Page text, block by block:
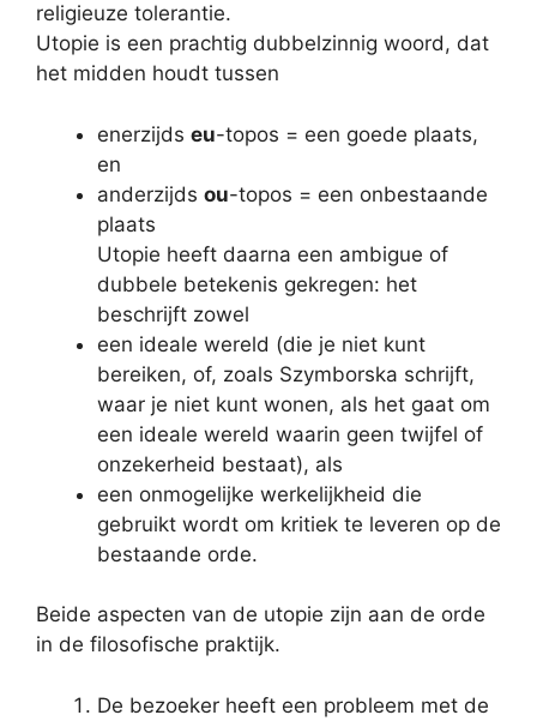
religieuze tolerantie.
Utopie is een prachtig dubbelzinnig woord, dat
het midden houdt tussen
enerzijds eu-topos = een goede plaats,
en
anderzijds ou-topos = een onbestaande
plaats
Utopie heeft daarna een ambigue of
dubbele betekenis gekregen: het
beschrijft zowel
een ideale wereld (die je niet kunt
bereiken, of, zoals Szymborska schrijft,
waar je niet kunt wonen, als het gaat om
een ideale wereld waarin geen twijfel of
onzekerheid bestaat), als
een onmogelijke werkelijkheid die
gebruikt wordt om kritiek te leveren op de
bestaande orde.
Beide aspecten van de utopie zijn aan de orde
in de filosofische praktijk.
De bezoeker heeft een probleem met de